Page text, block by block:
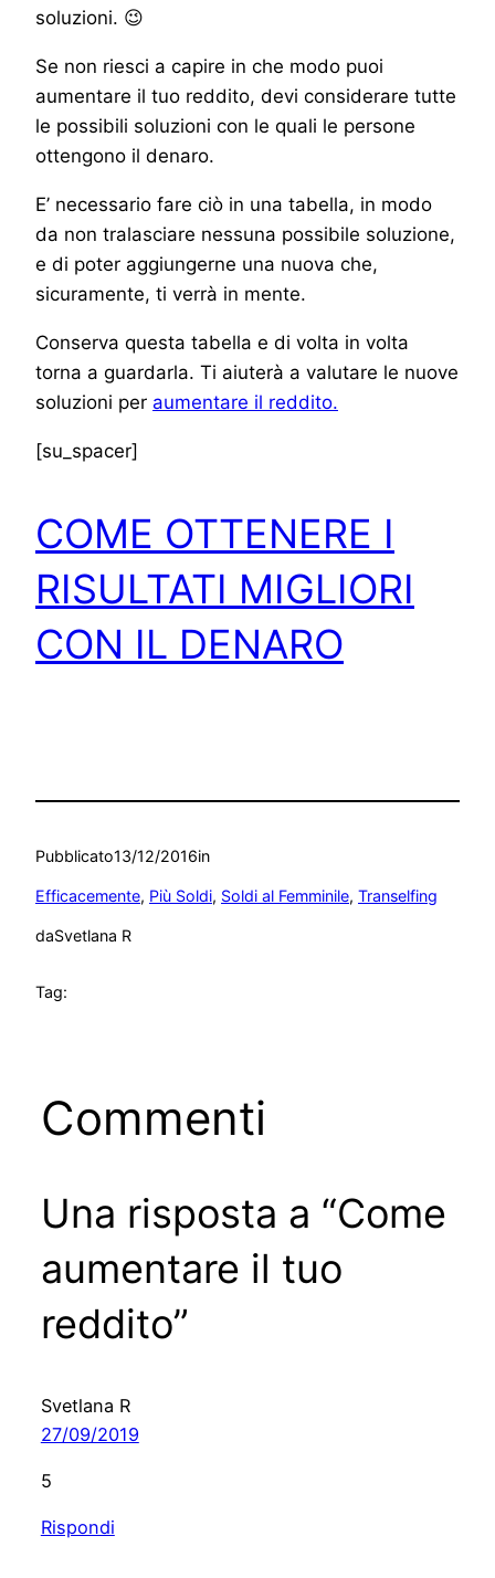
soluzioni. 😉
Se non riesci a capire in che modo puoi
aumentare il tuo reddito, devi considerare tutte
le possibili soluzioni con le quali le persone
ottengono il denaro.
E’ necessario fare ciò in una tabella, in modo
da non tralasciare nessuna possibile soluzione,
e di poter aggiungerne una nuova che,
sicuramente, ti verrà in mente.
Conserva questa tabella e di volta in volta
torna a guardarla. Ti aiuterà a valutare le nuove
soluzioni per aumentare il reddito.
[su_spacer]
COME OTTENERE I
RISULTATI MIGLIORI
CON IL DENARO
Pubblicato13/12/2016in
Efficacemente, Più Soldi, Soldi al Femminile, Transelfing
daSvetlana R
Tag:
Commenti
Una risposta a “Come
aumentare il tuo
reddito”
Svetlana R
27/09/2019
5
Rispondi